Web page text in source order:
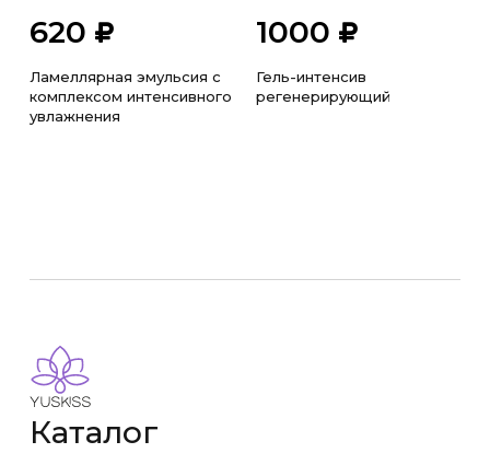
620
Ламеллярная эмульсия с
комплексом интенсивного
увлажнения
1000
Гель-интенсив
регенерирующий
Каталог